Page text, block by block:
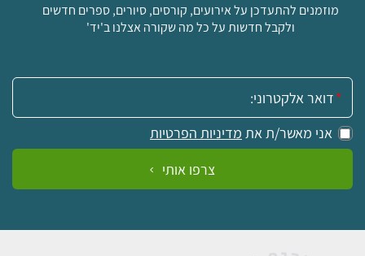
מוזמנים להתעדכן על אירועים, קורסים, סיורים, ספרים חדשים
ולקבל חדשות על כל מה שקורה אצלנו ב'יד'
אימייל:
אני מאשר/ת את מדיניות הפרטיות
צרפו אותי